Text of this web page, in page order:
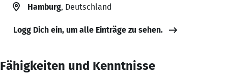
Hamburg, Deutschland
Logg Dich ein, um alle Einträge zu sehen.
Fähigkeiten und Kenntnisse